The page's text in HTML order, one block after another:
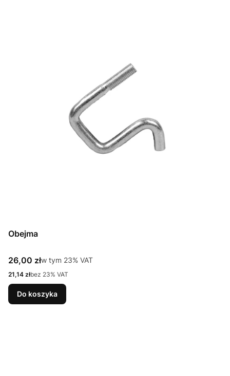
Obejma
Cena brutto
26,00 złw tym %s VAT
w tym 23% VAT
Cena netto
21,14 złbez 23% VAT
Do koszyka